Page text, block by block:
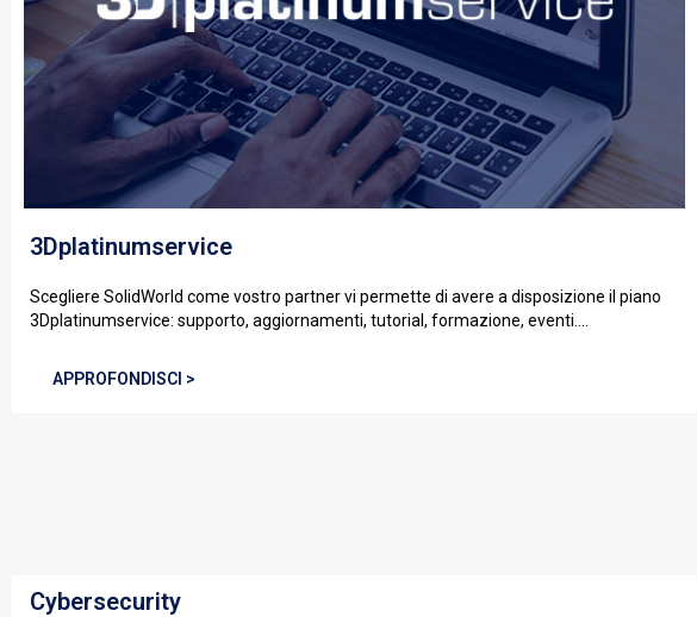
3Dplatinumservice
Scegliere SolidWorld come vostro partner vi permette di avere a disposizione il piano
3Dplatinumservice: supporto, aggiornamenti, tutorial, formazione, eventi....
APPROFONDISCI >
Cybersecurity